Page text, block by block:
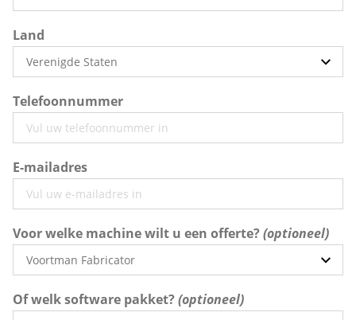
Land
Telefoonnummer
E-mailadres
Voor welke machine wilt u een offerte?
Of welk software pakket?